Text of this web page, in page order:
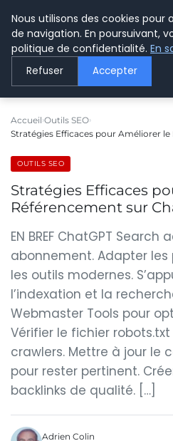
LE
Accueil Outils SEO
Stratégies Efficaces pour Améliorer
OUTILS SEO
Stratégies Efficaces
Référencement sur
EN BREF ChatGPT Search
abonnement. Adapter les
les outils modernes.
l’indexation et la
Webmaster Tools pour
Vérifier le fichier
crawlers. Mettre à jour le
pour rester pertinent.
backlinks de qualité. […]
Adrien Colin
Nous utilisons des cookies
de navigation. En poursuivant,
politique de confidentialité. En
Refuser Accepter